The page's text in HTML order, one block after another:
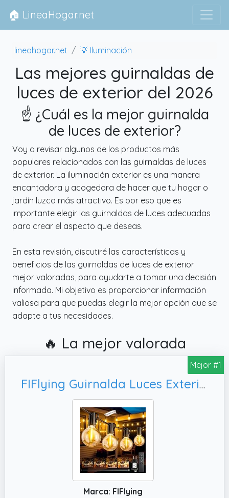
🏠 LineaHogar.net
lineahogar.net 💡 Iluminación
Las mejores guirnaldas de
luces de exterior del 2026
☝️ ¿Cuál es la mejor guirnalda
de luces de exterior?
Voy a revisar algunos de los productos más
populares relacionados con las guirnaldas de luces
de exterior. La iluminación exterior es una manera
encantadora y acogedora de hacer que tu hogar o
jardín luzca más atractivo. Es por eso que es
importante elegir las guirnaldas de luces adecuadas
para crear el aspecto que deseas.
En esta revisión, discutiré las características y
beneficios de las guirnaldas de luces de exterior
mejor valoradas, para ayudarte a tomar una decisión
informada. Mi objetivo es proporcionar información
valiosa para que puedas elegir la mejor opción que se
adapte a tus necesidades.
🔥 La mejor valorada
Mejor #1
FIFlying Guirnalda Luces Exterior, Terraza
Marca: FIFlying